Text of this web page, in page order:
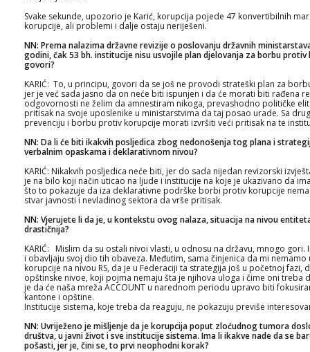
Svake sekunde, upozorio je Karić, korupcija pojede 47 konvertibilnih
korupcije, ali problemi i dalje ostaju neriješeni.
NN: Prema nalazima državne revizije o poslovanju državnih
godini, čak 53 bh. institucije nisu usvojile plan djelovanja za borbu
govori?
KARIĆ: To, u principu, govori da se još ne provodi strateški plan za
jer je već sada jasno da on neće biti ispunjen i da će morati biti rađena
odgovornosti ne želim da amnestiram nikoga, prevashodno političke
pritisak na svoje uposlenike u ministarstvima da taj posao urade. Sa
prevenciju i borbu protiv korupcije morati izvršiti veći pritisak na te
NN: Da li će biti ikakvih posljedica zbog nedonošenja tog plana i
verbalnim opaskama i deklarativnom nivou?
KARIĆ: Nikakvih posljedica neće biti, jer do sada nijedan revizorski
je na bilo koji način uticao na ljude i institucije na koje je ukazivano da
što to pokazuje da iza deklarativne podrške borbi protiv korupcije
stvar javnosti i nevladinog sektora da vrše pritisak.
NN: Vjerujete li da je, u kontekstu ovog nalaza, situacija na nivou
drastičnija?
KARIĆ: Mislim da su ostali nivoi vlasti, u odnosu na državu, mnogo gori.
i obavljaju svoj dio tih obaveza. Međutim, sama činjenica da mi
korupcije na nivou RS, da je u Federaciji ta strategija još u početnoj
opštinske nivoe, koji pojma nemaju šta je njihova uloga i čime oni treba
je da će naša mreža ACCOUNT u narednom periodu upravo biti
kantone i opštine.
Institucije sistema, koje treba da reaguju, ne pokazuju previše
NN: Uvriježeno je mišljenje da je korupcija poput zloćudnog tumora
društva, u javni život i sve institucije sistema. Ima li ikakve nade da se
pošasti, jer je, čini se, to prvi neophodni korak?